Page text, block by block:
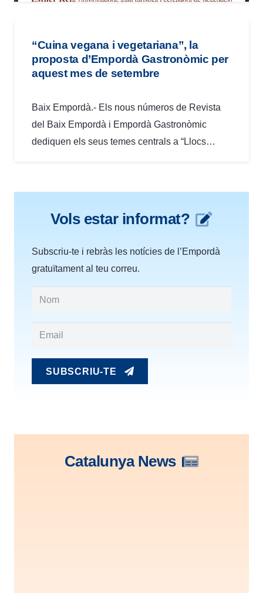
“Cuina vegana i vegetariana”, la
proposta d’Empordà Gastronòmic per
aquest mes de setembre
Baix Empordà.- Els nous números de Revista
del Baix Empordà i Empordà Gastronòmic
dediquen els seus temes centrals a “Llocs…
Vols estar informat?
Subscriu-te i rebràs les notícies de l’Empordà
gratuïtament al teu correu.
SUBSCRIU-TE
Catalunya News